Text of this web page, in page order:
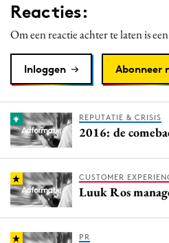
Programmatic
Purpose Marketing
Reacties:
Om een reactie achter te laten is
Inloggen Abonneer
REPUTATIE & CRISIS
2016: de
CUSTOMER
Luuk Ros
PR